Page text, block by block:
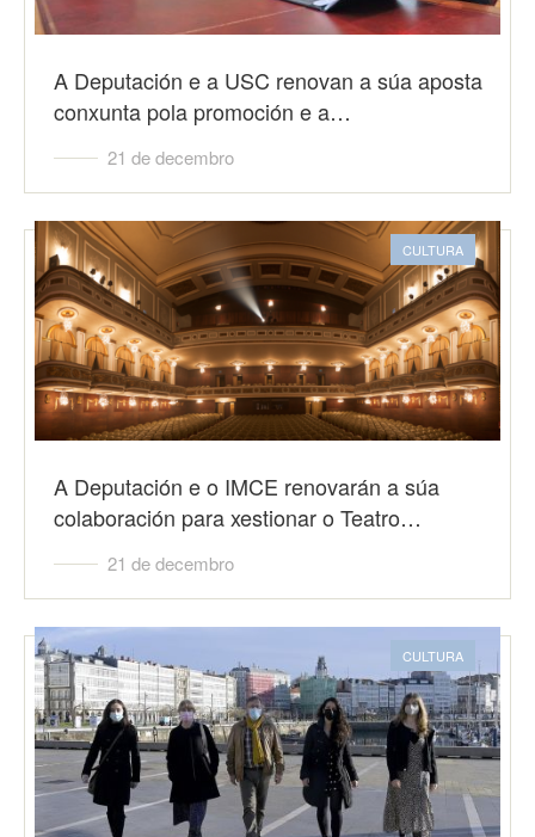
A Deputación e a USC renovan a súa aposta
conxunta pola promoción e a…
21 de decembro
CULTURA
A Deputación e o IMCE renovarán a súa
colaboración para xestionar o Teatro…
21 de decembro
CULTURA